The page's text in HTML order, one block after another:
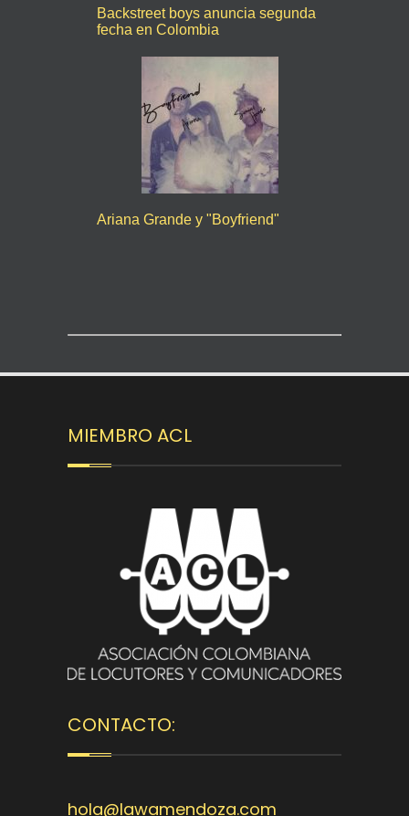
Backstreet boys anuncia segunda
fecha en Colombia
Ariana Grande y "Boyfriend"
MIEMBRO ACL
CONTACTO:
hola@lawamendoza.com